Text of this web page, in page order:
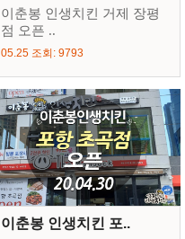
이춘봉 인생치킨 거제 장평
점 오픈 ..
05.25 조회: 9793
이춘봉 인생치킨 포..